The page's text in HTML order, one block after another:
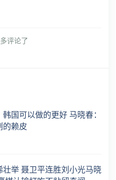
评论了
国可以做的更好 马晓春：
的赖皮
壮举 聂卫平连胜刘小光马晓